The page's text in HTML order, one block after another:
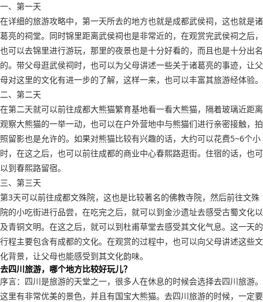
一、第一天
在详细的旅游攻略中，第一天所去的地方也就是成都武侯祠，这也就是诸
葛亮的祠堂。同时锦里距离武侯祠也是非常近的，在观赏完武侯祠之后，
也可以去锦里进行游玩，那里的夜景也是十分好看的，而且也是十分出名
的。带父母逛武侯祠时，也可以为父母讲述一些关于诸葛亮的事迹，让父
母对这里的文化有进一步的了解，这样一来，也可以丰富其旅游经体验。
二、第二天
在第二天就可以前往成都大熊猫繁育基地看一看大熊猫，隔着玻璃近距离
观察大熊猫的一举一动，也可以在户外营地中与熊猫们进行亲密接触，拍
照留影也是允许的。如果对熊猫比较有兴趣的话，大约可以花费5~6个小
时，在这之后，也可以前往成都的商业中心春熙路逛街。住宿的话，也可
以到春熙路留宿。
三、第三天
第3天可以前往成都文殊院，这也是比较著名的佛教寺院，然后前往文殊
院的小吃街进行品尝，在吃完之后，就可以到金沙遗址去感受古蜀文化以
及青铜文明。在这之后，就可以到杜甫草堂去感受其文化气息。这一天的
行程主要包含有成都的文化。在观赏的过程中，也可以向父母讲述这些文
化背景，让父母也能感受到其文化韵味。
去四川旅游，哪个地方比较好玩儿？
序言：四川是旅游的天堂之一，很多人在休息的时候会选择去四川旅游。
这里有非常优美的景色，并且有国宝大熊猫。去四川旅游的时候，一定要